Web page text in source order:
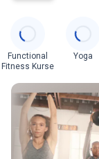
Functional
Fitness Kurse
Yoga